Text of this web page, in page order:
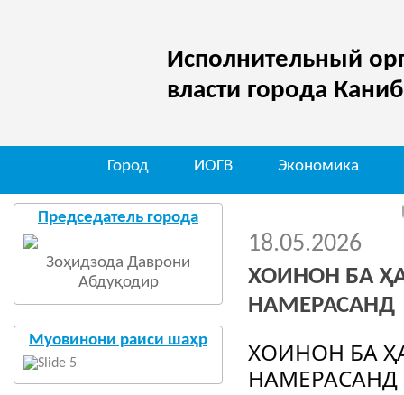
Исполнительный
власти города
Город ИОГВ Экономика
Председатель города
Зоҳидзода Даврони
Абдуқодир
Муовинони раиси шаҳр
18.05.2026
ХОИНОН БА
НАМЕРАСАНД
ХОИНОН БА
НАМЕРАСАНД